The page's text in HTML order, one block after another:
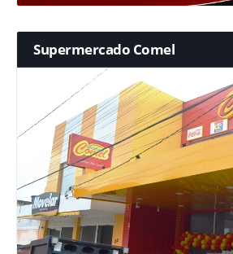
Supermercado Comel